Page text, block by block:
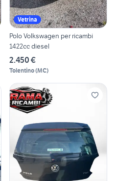
Vetrina
Polo Volkswagen per ricambi
1422cc diesel
2.450 €
Tolentino(MC)